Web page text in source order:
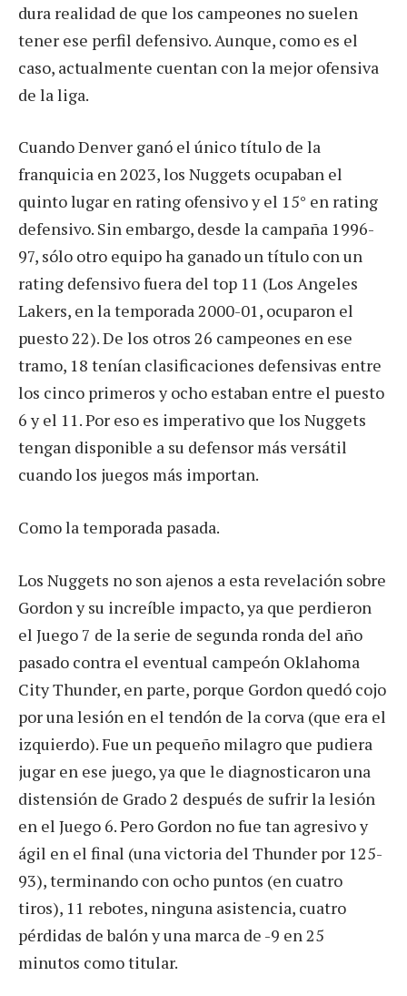
dura realidad de que los campeones no suelen
tener ese perfil defensivo. Aunque, como es el
caso, actualmente cuentan con la mejor ofensiva
de la liga.
Cuando Denver ganó el único título de la
franquicia en 2023, los Nuggets ocupaban el
quinto lugar en rating ofensivo y el 15° en rating
defensivo. Sin embargo, desde la campaña 1996-
97, sólo otro equipo ha ganado un título con un
rating defensivo fuera del top 11 (Los Angeles
Lakers, en la temporada 2000-01, ocuparon el
puesto 22). De los otros 26 campeones en ese
tramo, 18 tenían clasificaciones defensivas entre
los cinco primeros y ocho estaban entre el puesto
6 y el 11. Por eso es imperativo que los Nuggets
tengan disponible a su defensor más versátil
cuando los juegos más importan.
Como la temporada pasada.
Los Nuggets no son ajenos a esta revelación sobre
Gordon y su increíble impacto, ya que perdieron
el Juego 7 de la serie de segunda ronda del año
pasado contra el eventual campeón Oklahoma
City Thunder, en parte, porque Gordon quedó cojo
por una lesión en el tendón de la corva (que era el
izquierdo). Fue un pequeño milagro que pudiera
jugar en ese juego, ya que le diagnosticaron una
distensión de Grado 2 después de sufrir la lesión
en el Juego 6. Pero Gordon no fue tan agresivo y
ágil en el final (una victoria del Thunder por 125-
93), terminando con ocho puntos (en cuatro
tiros), 11 rebotes, ninguna asistencia, cuatro
pérdidas de balón y una marca de -9 en 25
minutos como titular.